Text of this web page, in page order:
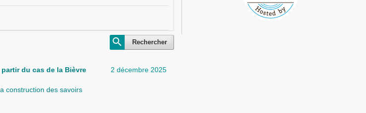
Rechercher
2 décembre 2025
du cas de la Bièvre
construction des savoirs